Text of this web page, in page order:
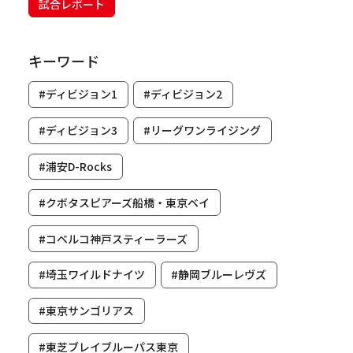
試合レポート
キーワード
#ディビジョン1 #ディビジョン2
#ディビジョン3 #リーグワンライジング
#浦安D-Rocks
#クボタスピアーズ船橋・東京ベイ
#コベルコ神戸スティーラーズ
#埼玉ワイルドナイツ #静岡ブルーレヴズ
#東京サンゴリアス
#東芝ブレイブルーパス東京